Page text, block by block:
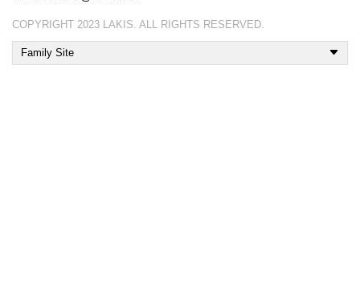
COPYRIGHT 2023 LAKIS. ALL RIGHTS RESERVED.
Family Site